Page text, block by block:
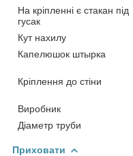
На кріпленні є стакан під
гусак
Кут нахилу
Капелюшок штырка
Кріплення до стіни
Виробник
Діаметр труби
Приховати